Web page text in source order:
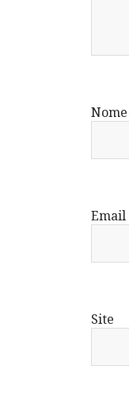
Nome
Email
Site